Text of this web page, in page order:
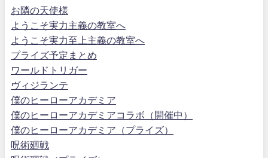
お隣の天使様
ようこそ実力主義の教室へ
ようこそ実力至上主義の教室へ
プライズ予定まとめ
ワールドトリガー
ヴィジランテ
僕のヒーローアカデミア
僕のヒーローアカデミアコラボ（開催中）
僕のヒーローアカデミア（プライズ）
呪術廻戦